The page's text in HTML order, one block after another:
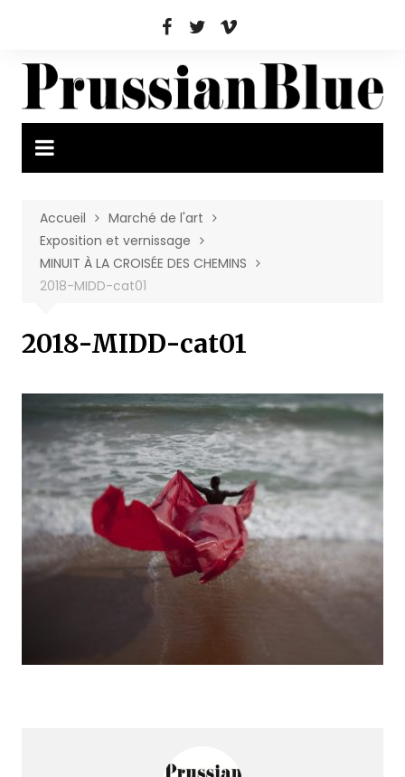
Accueil
Marché de l'art
Exposition et vernissage
MINUIT À LA CROISÉE DES CHEMINS
2018-MIDD-cat01
2018-MIDD-cat01